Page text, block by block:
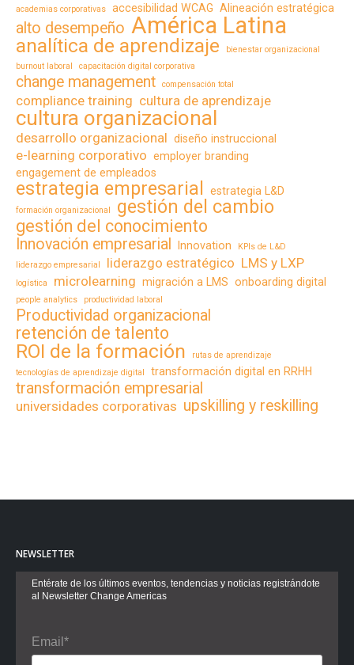
academias corporativas accesibilidad WCAG Alineación estratégica
alto desempeño América Latina
analítica de aprendizaje
bienestar organizacional
burnout laboral
capacitación digital corporativa
change management compensación total
compliance training cultura de aprendizaje
cultura organizacional
desarrollo organizacional diseño instruccional
e-learning corporativo employer branding
engagement de empleados
estrategia empresarial estrategia L&D
formación organizacional gestión del cambio
gestión del conocimiento
Innovación empresarial Innovation
KPIs de L&D
liderazgo empresarial
liderazgo estratégico LMS y LXP
logística microlearning migración a LMS onboarding digital
people analytics productividad laboral
Productividad organizacional
retención de talento
ROI de la formación
rutas de aprendizaje
tecnologías de aprendizaje digital
transformación digital en RRHH
transformación empresarial
universidades corporativas upskilling y reskilling
NEWSLETTER
Entérate de los últimos eventos, tendencias y noticias registrándote
al Newsletter Change Americas
Email*